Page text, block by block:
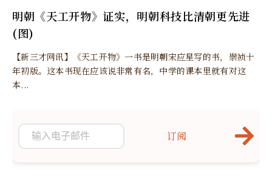
明朝《天工开物》证实，明朝科技比清朝更先进
(图)
【新三才网讯】《天工开物》一书是明朝宋应星写的书，崇祯十
年初版。这本书现在应该说非常有名，中学的课本里就有对这
本...
订阅